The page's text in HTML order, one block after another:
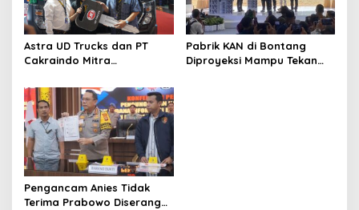
Astra UD Trucks dan PT
Cakraindo Mitra
Hubungan Baik
Pabrik KAN di Bontang
Diproyeksi Mampu Tekan
Pengancam Anies Tidak
Terima Prabowo Diserang